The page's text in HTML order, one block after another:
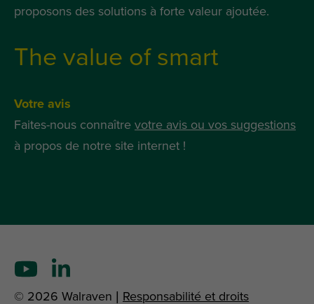
proposons des solutions à forte valeur ajoutée.
The value of smart
Votre avis
Faites-nous connaître votre avis ou vos suggestions
à propos de notre site internet !
© 2026 Walraven | Responsabilité et droits